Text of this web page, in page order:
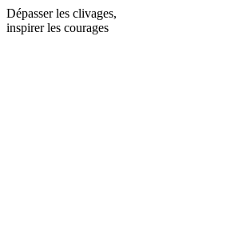
Dépasser les clivages,
inspirer les courages